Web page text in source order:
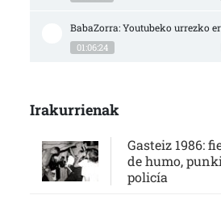
BabaZorra: Youtubeko urrezko
01:06:24
Irakurrienak
Gasteiz 1986:
de humo,
policía